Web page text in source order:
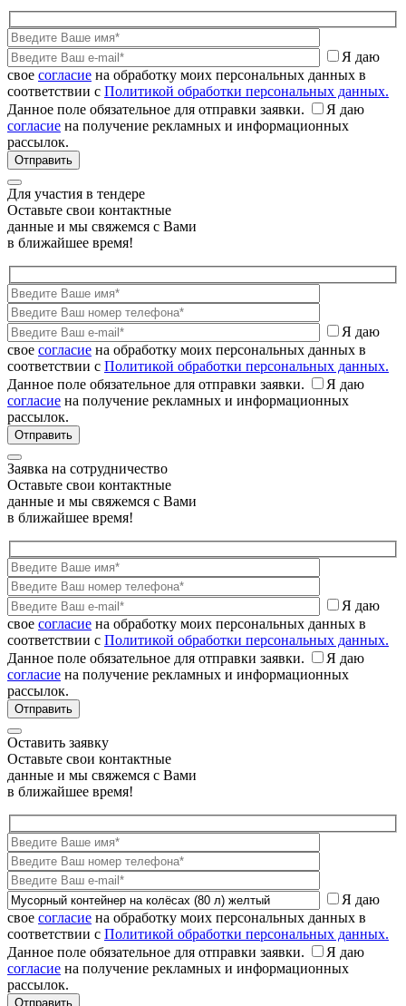
Я даю
свое согласие на обработку моих персональных данных в
соответствии с Политикой обработки персональных данных.
Данное поле обязательное для отправки заявки.
Я даю
согласие на получение рекламных и информационных
рассылок.
Для участия в тендере
Оставьте свои контактные
данные и мы свяжемся с Вами
в ближайшее время!
Я даю
свое согласие на обработку моих персональных данных в
соответствии с Политикой обработки персональных данных.
Данное поле обязательное для отправки заявки.
Я даю
согласие на получение рекламных и информационных
рассылок.
Заявка на сотрудничество
Оставьте свои контактные
данные и мы свяжемся с Вами
в ближайшее время!
Я даю
свое согласие на обработку моих персональных данных в
соответствии с Политикой обработки персональных данных.
Данное поле обязательное для отправки заявки.
Я даю
согласие на получение рекламных и информационных
рассылок.
Оставить заявку
Оставьте свои контактные
данные и мы свяжемся с Вами
в ближайшее время!
Я даю
свое согласие на обработку моих персональных данных в
соответствии с Политикой обработки персональных данных.
Данное поле обязательное для отправки заявки.
Я даю
согласие на получение рекламных и информационных
рассылок.